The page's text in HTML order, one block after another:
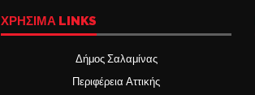
ΧΡΉΣΙΜΑ LINKS
Δήμος Σαλαμίνας
Περιφέρεια Αττικής